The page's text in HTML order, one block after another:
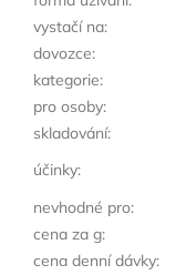
vystačí na:
dovozce:
kategorie:
pro osoby:
skladování:
účinky:
nevhodné pro:
cena za g:
cena denní dávky: